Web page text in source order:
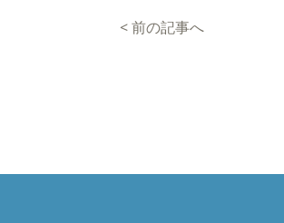
<前の記事へ